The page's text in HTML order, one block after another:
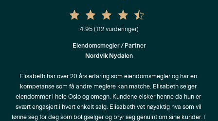
4.95(112vurderinger)
Eiendomsmegler / Partner
Nordvik Nydalen
Elisabeth har over 20 års erfaring som eiendomsmegler og har en
kompetanse som få andre meglere kan matche. Elisabeth selger
eiendommer i hele Oslo og omegn. Kundene elsker henne da hun er
svært engasjert i hvert enkelt salg. Elisabeth vet nøyaktig hva som vil
lønne seg for deg som boligselger og bryr seg genuint om sine kunder. I